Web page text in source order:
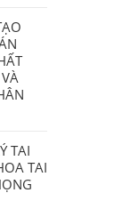
TAI
TAI